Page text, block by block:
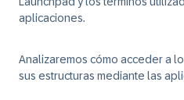
aplicaciones.
Analizaremos cómo acceder a
sus estructuras mediante las